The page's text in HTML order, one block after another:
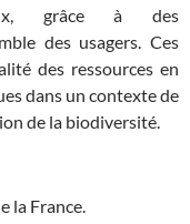
grâce à des
des usagers. Ces
des ressources en
dans un contexte de
de la biodiversité.
la France.